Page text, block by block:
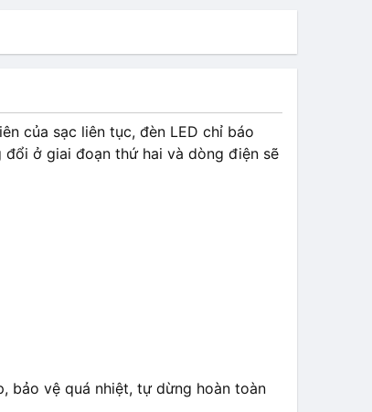
của sạc liên tục, đèn LED chỉ báo
đổi ở giai đoạn thứ hai và dòng điện sẽ
bảo vệ quá nhiệt, tự dừng hoàn toàn